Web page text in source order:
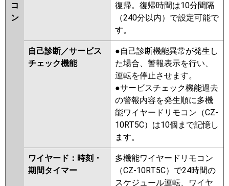
コ
ン
復帰。復帰時間は10分間隔
（240分以内）で設定可能で
す。
自己診断／サービス
チェック機能
●自己診断機能異常が発生し
た場合、警報表示を行い、
運転を停止させます。
●サービスチェック機能過去
の警報内容を発生順に多機
能ワイヤードリモコン（CZ-
10RT5C）は10個まで記憶し
ます。
ワイヤード：時刻・
期間タイマー
多機能ワイヤードリモコン
（CZ-10RT5C）で24時間の
スケジュール運転、ワイヤ